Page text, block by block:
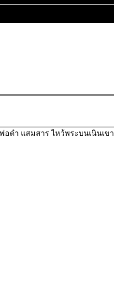
อดำ แสมสาร ไหว้พระบนเนินเขา